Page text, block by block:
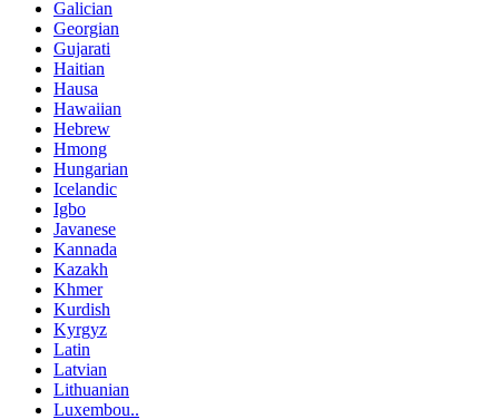
Galician
Georgian
Gujarati
Haitian
Hausa
Hawaiian
Hebrew
Hmong
Hungarian
Icelandic
Igbo
Javanese
Kannada
Kazakh
Khmer
Kurdish
Kyrgyz
Latin
Latvian
Lithuanian
Luxembou..